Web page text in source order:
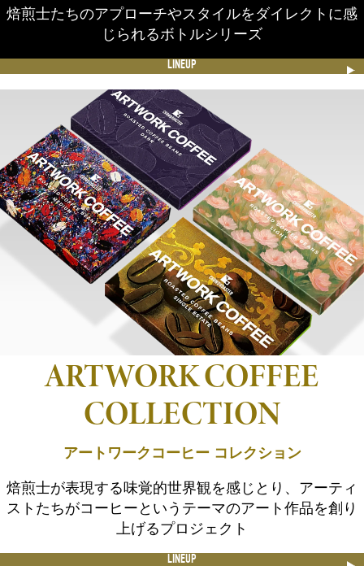
焙煎士たちのアプローチやスタイルをダイレクトに感
じられるボトルシリーズ
LINEUP
ARTWORK COFFEE
COLLECTION
アートワークコーヒー コレクション
焙煎士が表現する味覚的世界観を感じとり、アーティ
ストたちがコーヒーというテーマのアート作品を創り
上げるプロジェクト
LINEUP